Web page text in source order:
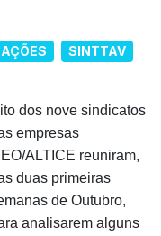
SINTTAV
dos nove sindicatos
empresas
ALTICE reuniram,
duas primeiras
de Outubro,
analisarem alguns